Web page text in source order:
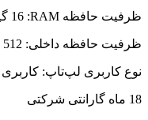
ظرفیت حافظه RAM:
ظرفیت حافظه داخلی:
نوع کاربری لپ‌تاپ:
18 ماه گارانتی شرکتی